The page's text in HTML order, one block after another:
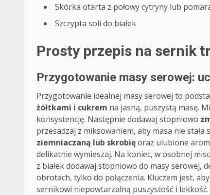
Skórka otarta z połowy cytryny lub
Szczypta soli do białek
Prosty przepis na sernik
Przygotowanie masy serowej:
Przygotowanie idealnej masy serowej to
żółtkami i cukrem na jasną, puszystą masę.
konsystencję. Następnie dodawaj stopniowo
przesadzaj z miksowaniem, aby masa nie
ziemniaczaną lub skrobięoraz ulubione
delikatnie wymieszaj. Na koniec, w osobnej
z białek dodawaj stopniowo do masy serowej,
obrotach, tylko do połączenia. Kluczem jest,
sernikowi niepowtarzalną puszystość i lekkość.